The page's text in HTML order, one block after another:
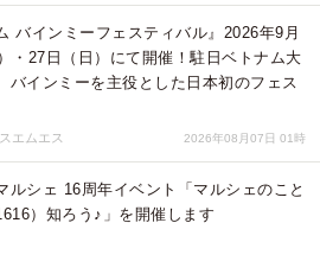
バインミーフェスティバル』2026年9月
・27日（日）にて開催！駐日ベトナム大
バインミーを主役とした日本初のフェス
エムエス 2026年08月07日 01時
ルシェ 16周年イベント「マルシェのこと
）知ろう♪」を開催します